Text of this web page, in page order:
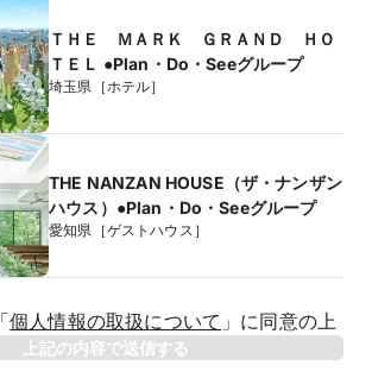
ＴＨＥ ＭＡＲＫ ＧＲＡＮＤ ＨＯ
ＴＥＬ ●Plan・Do・Seeグループ
埼玉県［ホテル］
THE NANZAN HOUSE（ザ・ナンザン
ハウス）●Plan・Do・Seeグループ
愛知県［ゲストハウス］
年
「個人情報の取扱について 」 に同意の上
上記の内容で送信する